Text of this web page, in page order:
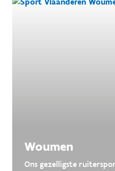
Woumen
Ons gezelligste